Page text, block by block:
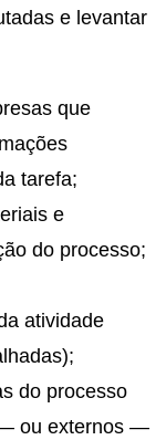
e levantar
que
tarefa;
e
do processo;
atividade
do processo
ou externos —